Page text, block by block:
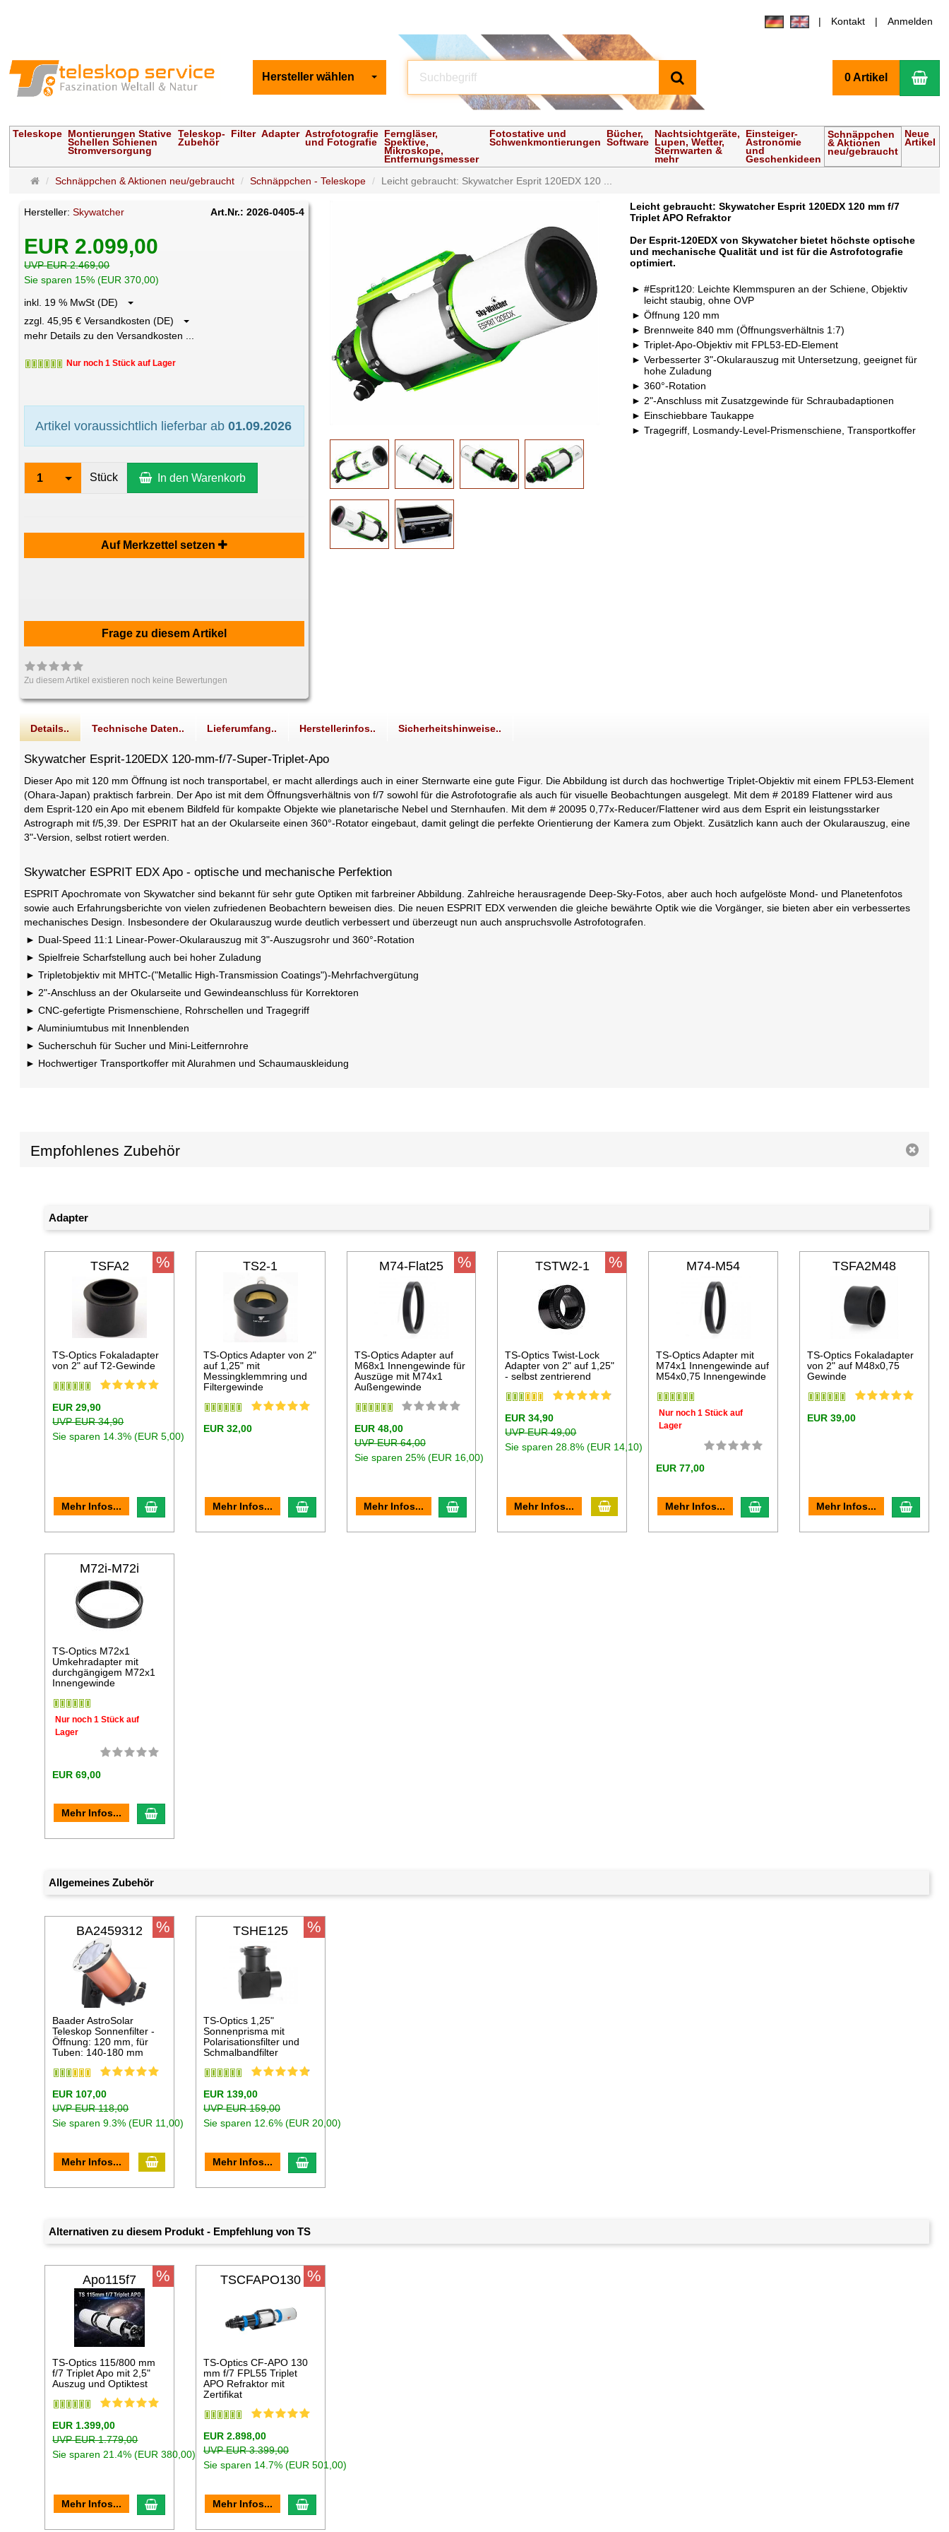
Kontakt Anmelden
Hersteller wählen 0 Artikel
Teleskope Montierungen Stative
Schellen Schienen
Stromversorgung
Teleskop-
Zubehör
Filter Adapter Astrofotografie
und Fotografie
Ferngläser,
Spektive,
Mikroskope,
Entfernungsmesser
Fotostative und
Schwenkmontierungen
Bücher,
Software
Nachtsichtgeräte,
Lupen, Wetter,
Sternwarten &
mehr
Einsteiger-
Astronomie
und
Geschenkideen
Schnäppchen
& Aktionen
neu/gebraucht
Neue
Artikel
Startseite
Schnäppchen & Aktionen neu/gebraucht Schnäppchen - Teleskope Leicht gebraucht: Skywatcher Esprit 120EDX 120 ...
Hersteller:Skywatcher Art.Nr.: 2026-0405-4
EUR 2.099,00
UVP EUR 2.469,00
Sie sparen 15% (EUR 370,00)
inkl. 19 % MwSt (DE)
zzgl. 45,95 € Versandkosten (DE)
mehr Details zu den Versandkosten ...
Nur noch 1 Stück auf Lager
Artikel voraussichtlich lieferbar ab01.09.2026
1 Stück In den Warenkorb
Auf Merkzettel setzen
Frage zu diesem Artikel
Zu diesem Artikel existieren noch keine Bewertungen
Leicht gebraucht: Skywatcher Esprit 120EDX 120 mm f/7
Triplet APO Refraktor
Der Esprit-120EDX von Skywatcher bietet höchste optische
und mechanische Qualität und ist für die Astrofotografie
optimiert.
#Esprit120: Leichte Klemmspuren an der Schiene, Objektiv
leicht staubig, ohne OVP
Öffnung 120 mm
Brennweite 840 mm (Öffnungsverhältnis 1:7)
Triplet-Apo-Objektiv mit FPL53-ED-Element
Verbesserter 3"-Okularauszug mit Untersetzung, geeignet für
hohe Zuladung
360°-Rotation
2"-Anschluss mit Zusatzgewinde für Schraubadaptionen
Einschiebbare Taukappe
Tragegriff, Losmandy-Level-Prismenschiene, Transportkoffer
Details.. Technische Daten.. Lieferumfang.. Herstellerinfos.. Sicherheitshinweise..
Skywatcher Esprit-120EDX 120-mm-f/7-Super-Triplet-Apo
Dieser Apo mit 120 mm Öffnung ist noch transportabel, er macht allerdings auch in einer Sternwarte eine gute Figur. Die Abbildung ist durch das hochwertige Triplet-Objektiv mit einem FPL53-Element
(Ohara-Japan) praktisch farbrein. Der Apo ist mit dem Öffnungsverhältnis von f/7 sowohl für die Astrofotografie als auch für visuelle Beobachtungen ausgelegt. Mit dem # 20189 Flattener wird aus
dem Esprit-120 ein Apo mit ebenem Bildfeld für kompakte Objekte wie planetarische Nebel und Sternhaufen. Mit dem # 20095 0,77x-Reducer/Flattener wird aus dem Esprit ein leistungsstarker
Astrograph mit f/5,39. Der ESPRIT hat an der Okularseite einen 360°-Rotator eingebaut, damit gelingt die perfekte Orientierung der Kamera zum Objekt. Zusätzlich kann auch der Okularauszug, eine
3"-Version, selbst rotiert werden.
Skywatcher ESPRIT EDX Apo - optische und mechanische Perfektion
ESPRIT Apochromate von Skywatcher sind bekannt für sehr gute Optiken mit farbreiner Abbildung. Zahlreiche herausragende Deep-Sky-Fotos, aber auch hoch aufgelöste Mond- und Planetenfotos
sowie auch Erfahrungsberichte von vielen zufriedenen Beobachtern beweisen dies. Die neuen ESPRIT EDX verwenden die gleiche bewährte Optik wie die Vorgänger, sie bieten aber ein verbessertes
mechanisches Design. Insbesondere der Okularauszug wurde deutlich verbessert und überzeugt nun auch anspruchsvolle Astrofotografen.
Dual-Speed 11:1 Linear-Power-Okularauszug mit 3"-Auszugsrohr und 360°-Rotation
Spielfreie Scharfstellung auch bei hoher Zuladung
Tripletobjektiv mit MHTC-("Metallic High-Transmission Coatings")-Mehrfachvergütung
2"-Anschluss an der Okularseite und Gewindeanschluss für Korrektoren
CNC-gefertigte Prismenschiene, Rohrschellen und Tragegriff
Aluminiumtubus mit Innenblenden
Sucherschuh für Sucher und Mini-Leitfernrohre
Hochwertiger Transportkoffer mit Alurahmen und Schaumauskleidung
Empfohlenes Zubehör
Adapter
TSFA2
TS-Optics Fokaladapter
von 2" auf T2-Gewinde
EUR 29,90
UVP EUR 34,90
Sie sparen 14.3% (EUR 5,00)
Mehr Infos... In den Warenkorb
% TS2-1
TS-Optics Adapter von 2"
auf 1,25" mit
Messingklemmring und
Filtergewinde
EUR 32,00
Mehr Infos... In den Warenkorb
M74-Flat25
TS-Optics Adapter auf
M68x1 Innengewinde für
Auszüge mit M74x1
Außengewinde
EUR 48,00
UVP EUR 64,00
Sie sparen 25% (EUR 16,00)
Mehr Infos... In den Warenkorb
% TSTW2-1
TS-Optics Twist-Lock
Adapter von 2" auf 1,25"
- selbst zentrierend
EUR 34,90
UVP EUR 49,00
Sie sparen 28.8% (EUR 14,10)
Mehr Infos... In den Warenkorb
% M74-M54
TS-Optics Adapter mit
M74x1 Innengewinde auf
M54x0,75 Innengewinde
Nur noch 1 Stück auf
Lager
EUR 77,00
Mehr Infos... In den Warenkorb
TSFA2M48
TS-Optics Fokaladapter
von 2" auf M48x0,75
Gewinde
EUR 39,00
Mehr Infos... In den
M72i-M72i
TS-Optics M72x1
Umkehradapter mit
durchgängigem M72x1
Innengewinde
Nur noch 1 Stück auf
Lager
EUR 69,00
Mehr Infos... In den Warenkorb
Allgemeines Zubehör
BA2459312
Baader AstroSolar
Teleskop Sonnenfilter -
Öffnung: 120 mm, für
Tuben: 140-180 mm
EUR 107,00
UVP EUR 118,00
Sie sparen 9.3% (EUR 11,00)
Mehr Infos... In den Warenkorb
% TSHE125
TS-Optics 1,25"
Sonnenprisma mit
Polarisationsfilter und
Schmalbandfilter
EUR 139,00
UVP EUR 159,00
Sie sparen 12.6% (EUR 20,00)
Mehr Infos... In den Warenkorb
%
Alternativen zu diesem Produkt - Empfehlung von TS
Apo115f7
TS-Optics 115/800 mm
f/7 Triplet Apo mit 2,5"
Auszug und Optiktest
EUR 1.399,00
UVP EUR 1.779,00
Sie sparen 21.4% (EUR 380,00)
Mehr Infos... In den Warenkorb
% TSCFAPO130
TS-Optics CF-APO 130
mm f/7 FPL55 Triplet
APO Refraktor mit
Zertifikat
EUR 2.898,00
UVP EUR 3.399,00
Sie sparen 14.7% (EUR 501,00)
Mehr Infos... In den Warenkorb
%